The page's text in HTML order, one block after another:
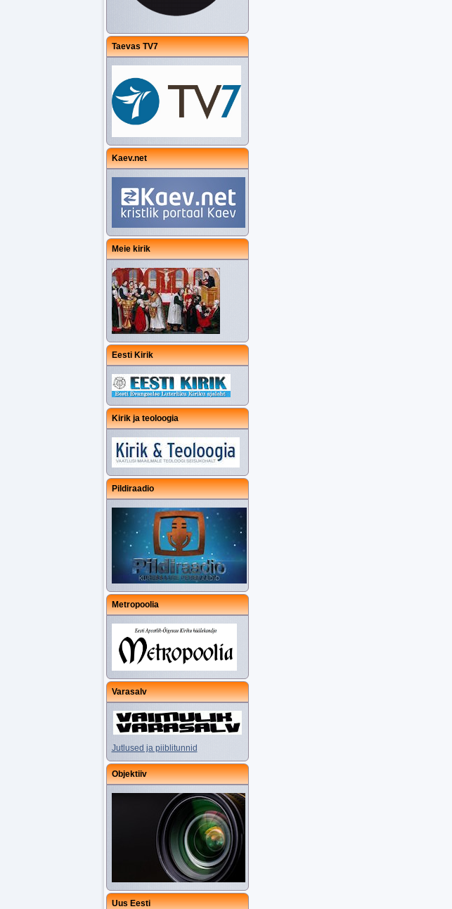
Taevas TV7
Kaev.net
Meie kirik
Eesti Kirik
Kirik ja teoloogia
Pildiraadio
Metropoolia
Varasalv
Jutlused ja piiblitunnid
Objektiiv
Uus Eesti